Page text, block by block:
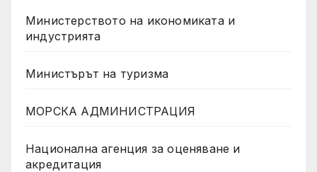
Министерството на икономиката и
индустрията
Министърът на туризма
МОРСКА АДМИНИСТРАЦИЯ
Национална агенция за оценяване и
акредитация